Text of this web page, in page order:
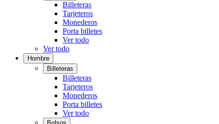
Billeteras
Tarjeteros
Monederos
Porta billetes
Ver todo
Ver todo
Hombre
Billeteras
Billeteras
Tarjeteros
Monederos
Porta billetes
Ver todo